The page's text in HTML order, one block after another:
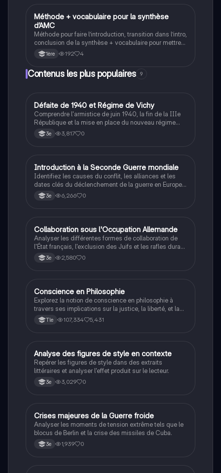
Anglais
Méthode + vocabulaire pour la synthèse
d’AMC
Méthode pour faire l’introduction, transition dans l’intro,
conclusion de la synthèse + vocabulaire pour mettre
en valeur, représenter, dire, similitude, contraire,
concession, cause, conséquence, exemple, ajout,
1ère 192 4
Contenus les plus populaires 9
DHistoire
Défaite de 1940 et Régime de Vichy
Comprendre l'armistice de juin 1940, la fin de la IIIe
République et la mise en place du nouveau régime
autoritaire de Philippe Pétain.
3e 3,817 0
IHistoire
Introduction à la Seconde Guerre mondiale
Identifiez les causes du conflit, les alliances et les
dates clés du déclenchement de la guerre en Europe
et dans le Pacifique.
3e 6,266 0
CHistoire
Collaboration sous l'Occupation Allemande
Analyser les différentes formes de collaboration de
l'État français, l'exclusion des Juifs et les rafles durant
la Seconde Guerre mondiale.
3e 2,580 0
Philosophie
Conscience en Philosophie
Explorez la notion de conscience en philosophie à
travers ses implications sur la justice, la liberté, et la
connaissance. Cette fiche de révision aborde les
débats philosophiques sur la conscience, le cogito, et
étudiants en philosophie cherchant à approfondir leur
compréhension des enjeux éthiques et existentiels.
Tle 107,334 5,431
AFrançais
Analyse des figures de style en contexte
Repérer les figures de style dans des extraits
littéraires et analyser l'effet produit sur le lecteur.
3e 3,029 0
CHistoire
Crises majeures de la Guerre froide
Analyser les moments de tension extrême tels que le
blocus de Berlin et la crise des missiles de Cuba.
3e 1,939 0